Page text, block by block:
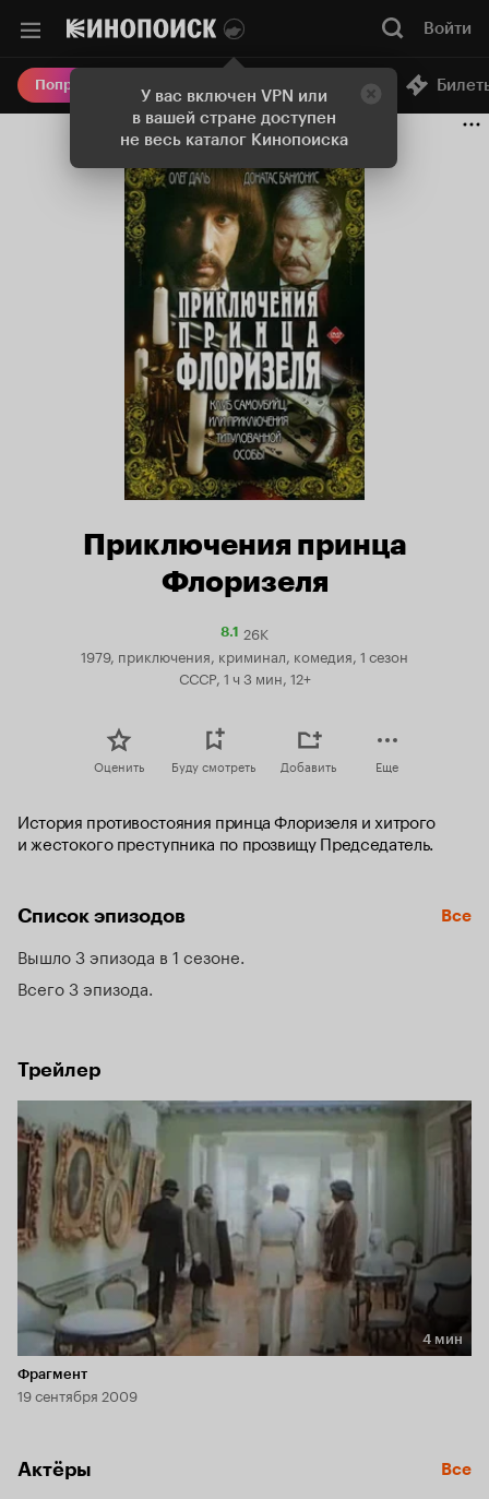
У вас включен VPN или
в вашей стране доступен
не весь каталог Кинопоиска
Войти
Попробовать Плюс Онлайн-кинотеатр
Приключения принца
Флоризеля
8.1Рейтинг
8.1
26K
1979, приключения, криминал, комедия, 1 сезон
СССР, 1 ч 3 мин, 12+
Оценить Буду смотреть Добавить Еще
История противостояния принца Флоризеля и хитрого
и жестокого преступника по прозвищу Председатель.
Список эпизодов Все
Вышло 3 эпизода в 1 сезоне
Всего 3 эпизода
Трейлер
Длительность 4 мин
4 мин
Фрагмент
19 сентября 2009
Актёры Все